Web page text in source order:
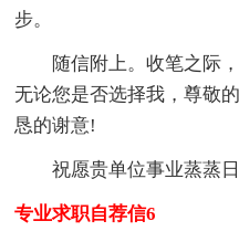
步。
随信附上。收笔之际，
无论您是否选择我，尊敬
恳的谢意!
祝愿贵单位事业蒸蒸
专业求职自荐信6